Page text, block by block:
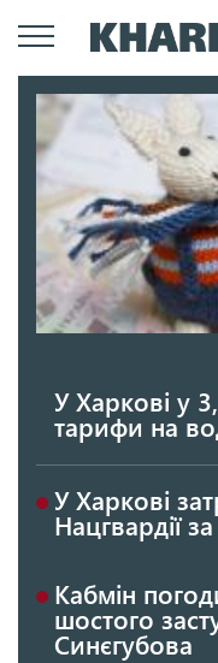
У Харкові у
тарифи на
У Харкові
Нацгвардії
Кабмін
шостого
Синєгубова